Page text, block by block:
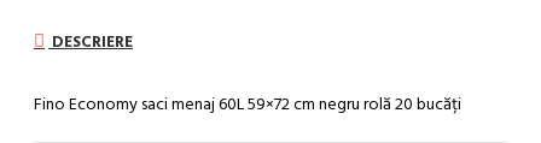
DESCRIERE
Fino Economy saci menaj 60L 59×72 cm negru rolă 20 bucăți